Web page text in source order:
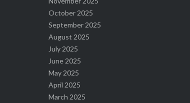
October 2025
September 2025
August 2025
July 2025
June 2025
May 2025
April 2025
March 2025